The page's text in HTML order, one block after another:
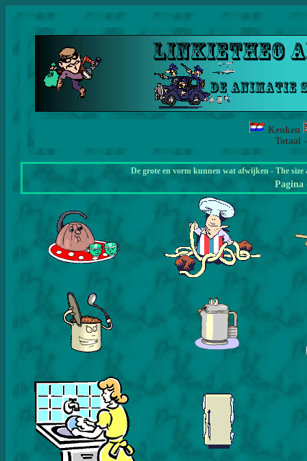
Keuken
Totaal
De grote en vorm kunnen wat afwijken - The
Pagina